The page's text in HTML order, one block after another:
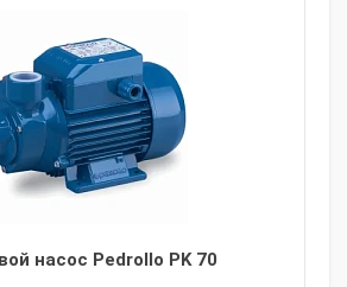
насос Pedrollo PK 70